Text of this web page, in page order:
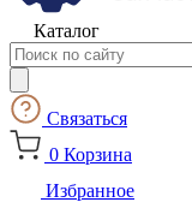
Каталог
Поиск
товаров
Связаться
0 Корзина
Избранное